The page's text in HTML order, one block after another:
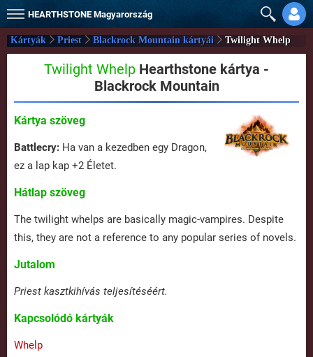
HEARTHSTONE Magyarország
Kártyák Priest Blackrock Mountain kártyái Twilight Whelp
Twilight Whelp Hearthstone kártya -
Blackrock Mountain
Kártya szöveg
Battlecry: Ha van a kezedben egy Dragon,
ez a lap kap +2 Életet.
Hátlap szöveg
The twilight whelps are basically magic-vampires. Despite
this, they are not a reference to any popular series of novels.
Jutalom
Priest kasztkihívás teljesítéséért.
Kapcsolódó kártyák
Whelp